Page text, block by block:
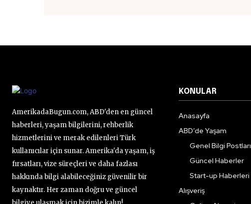
AmerikadaBugun.com, ABD'den en güncel
haberleri, yaşam bilgilerini, rehberlik
hizmetlerini ve merak edilenleri Türk
kullanıcılar için sunar. Amerika'da yaşam, iş
fırsatları, vize süreçleri ve daha fazlası
hakkında bilgi alabileceğiniz güvenilir bir
kaynaktır. Her zaman doğru ve güncel
KONULAR
Anasayfa
ABD’de Yaşam
Genel Bilgi Postları
Güncel Haberler
Start-up Haberleri
Alışveriş